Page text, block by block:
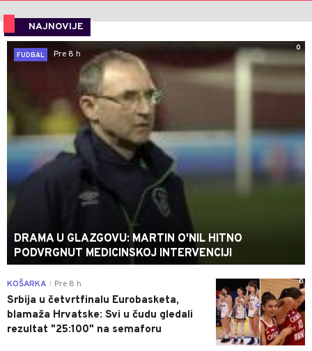
NAJNOVIJE
0
FUDBAL
Pre 8 h
DRAMA U GLAZGOVU: MARTIN O'NIL HITNO
PODVRGNUT MEDICINSKOJ INTERVENCIJI
0
KOŠARKA Pre 8 h
Srbija u četvrtfinalu Eurobasketa,
blamaža Hrvatske: Svi u čudu gledali
rezultat "25:100" na semaforu